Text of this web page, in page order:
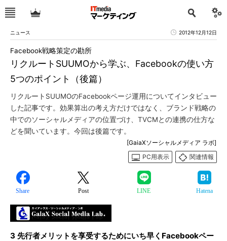
ニュース 2012年12月12日
リクルートSUUMOから学ぶ、Facebookの使い方
5つのポイント（後篇）
Facebook戦略策定の勘所
リクルートSUUMOのFacebookページ運用についてインタビュー
した記事です。効果算出の考え方だけではなく、ブランド戦略の
中でのソーシャルメディアの位置づけ、TVCMとの連携の仕方な
どを聞いています。今回は後篇です。
[GaiaXソーシャルメディア ラボ]
PC用表示
関連情報
Share Post LINE Hatena
3 先行者メリットを享受するためにいち早くFacebookペー